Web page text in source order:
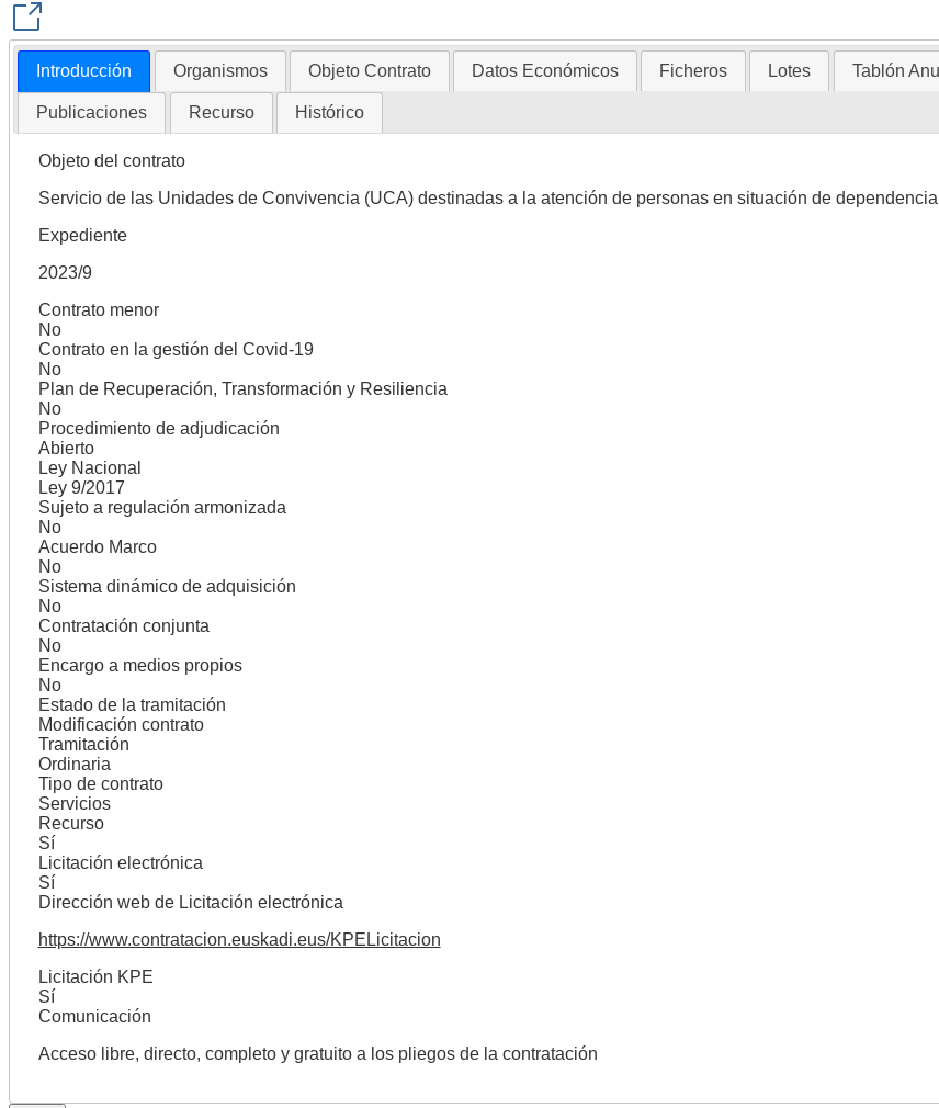
Introducción Organismos Objeto Contrato Datos Económicos Ficheros Lotes Tablón
Publicaciones Recurso Histórico
Objeto del contrato
Servicio de las Unidades de Convivencia (UCA) destinadas a la atención de personas en situación de
Expediente
2023/9
Contrato menor
No
Contrato en la gestión del Covid-19
No
Plan de Recuperación, Transformación y Resiliencia
No
Procedimiento de adjudicación
Abierto
Ley Nacional
Ley 9/2017
Sujeto a regulación armonizada
No
Acuerdo Marco
No
Sistema dinámico de adquisición
No
Contratación conjunta
No
Encargo a medios propios
No
Estado de la tramitación
Modificación contrato
Tramitación
Ordinaria
Tipo de contrato
Servicios
Recurso
Sí
Licitación electrónica
Sí
Dirección web de Licitación electrónica
https://www.contratacion.euskadi.eus/KPELicitacion
Licitación KPE
Sí
Comunicación
Acceso libre, directo, completo y gratuito a los pliegos de la contratación